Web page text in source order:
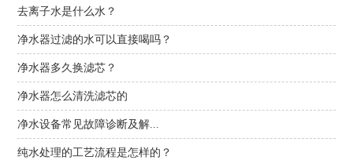
去离子水是什么水？
净水器过滤的水可以直接喝吗？
净水器多久换滤芯？
净水器怎么清洗滤芯的
净水设备常见故障诊断及解...
纯水处理的工艺流程是怎样的？